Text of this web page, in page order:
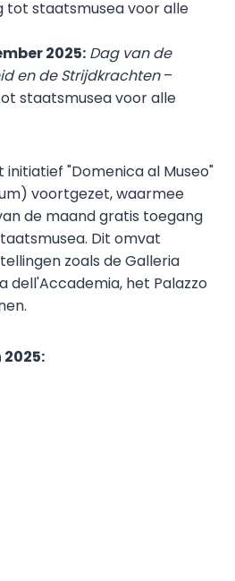
tot staatsmusea voor alle
2025: Dag van de
en de Strijdkrachten–
staatsmusea voor alle
"Domenica al Museo"
voortgezet, waarmee
de maand gratis toegang
Dit omvat
zoals de Galleria
dell'Accademia, het Palazzo